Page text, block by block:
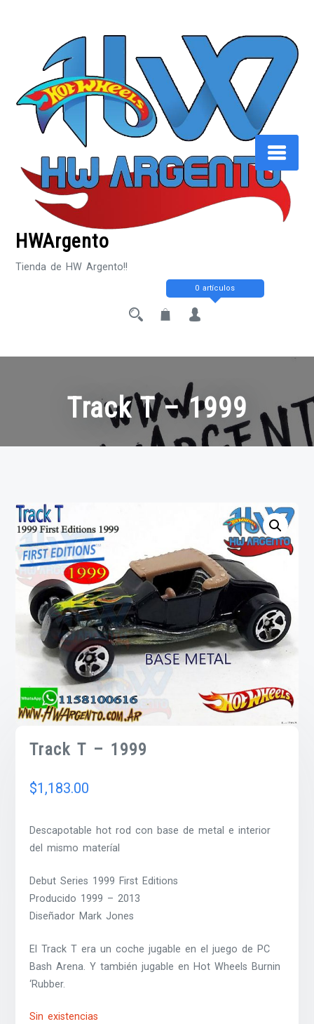
HWArgento
Tienda de HW Argento!!
0 artículos
Track T – 1999
Track T – 1999
$1,183.00
Descapotable hot rod con base de metal e interior
del mismo materíal
Debut Series 1999 First Editions
Producido 1999 – 2013
Diseñador Mark Jones
El Track T era un coche jugable en el juego de PC
Bash Arena. Y también jugable en Hot Wheels Burnin
‘Rubber.
Sin existencias